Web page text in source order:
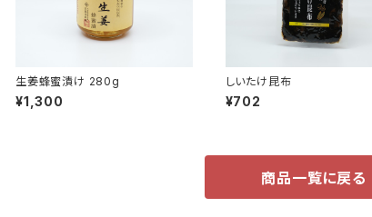
生姜蜂蜜漬け 280g
¥1,300
しいたけ昆布
¥702
商品一覧に戻る